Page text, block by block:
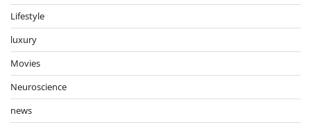
Lifestyle
luxury
Movies
Neuroscience
news